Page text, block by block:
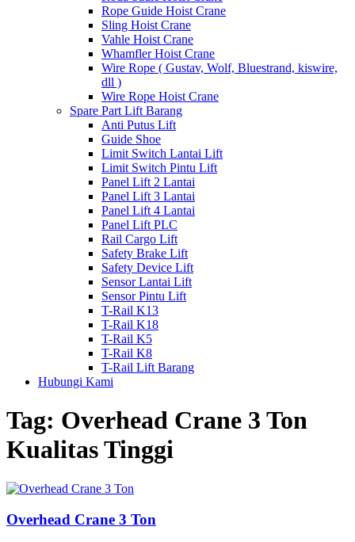
Rope Guide Hoist Crane
Sling Hoist Crane
Vahle Hoist Crane
Whamfler Hoist Crane
Wire Rope ( Gustav, Wolf, Bluestrand, kiswire,
dll )
Wire Rope Hoist Crane
Spare Part Lift Barang
Anti Putus Lift
Guide Shoe
Limit Switch Lantai Lift
Limit Switch Pintu Lift
Panel Lift 2 Lantai
Panel Lift 3 Lantai
Panel Lift 4 Lantai
Panel Lift PLC
Rail Cargo Lift
Safety Brake Lift
Safety Device Lift
Sensor Lantai Lift
Sensor Pintu Lift
T-Rail K13
T-Rail K18
T-Rail K5
T-Rail K8
T-Rail Lift Barang
Hubungi Kami
Tag: Overhead Crane 3 Ton
Kualitas Tinggi
Overhead Crane 3 Ton